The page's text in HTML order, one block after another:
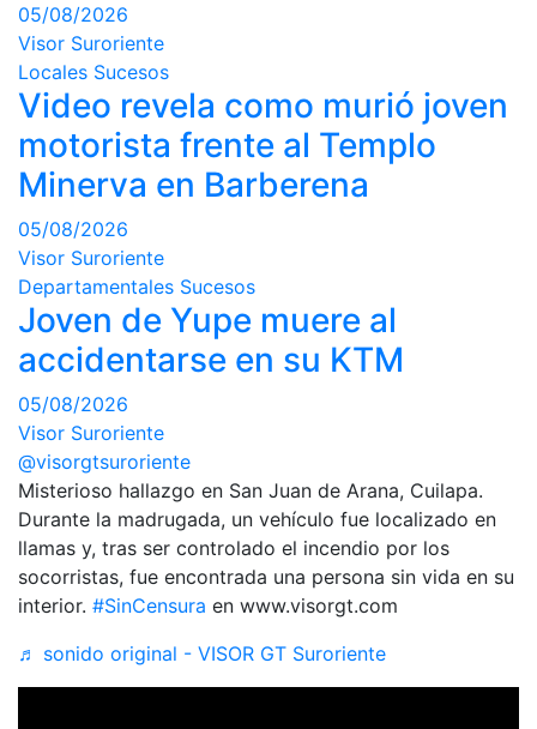
05/08/2026
Visor Suroriente
Locales Sucesos
Video revela como murió joven
motorista frente al Templo
Minerva en Barberena
05/08/2026
Visor Suroriente
Departamentales Sucesos
Joven de Yupe muere al
accidentarse en su KTM
05/08/2026
Visor Suroriente
@visorgtsuroriente
Misterioso hallazgo en San Juan de Arana, Cuilapa.
Durante la madrugada, un vehículo fue localizado en
llamas y, tras ser controlado el incendio por los
socorristas, fue encontrada una persona sin vida en su
interior. #SinCensura en www.visorgt.com
♬ sonido original - VISOR GT Suroriente